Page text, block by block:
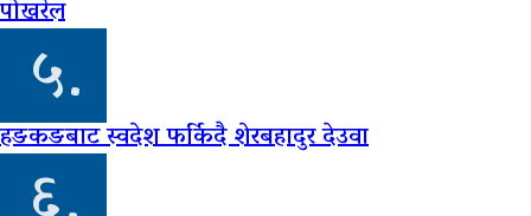
पोखरेल
५.
हङकङबाट स्वदेश फर्किदै शेरबहादुर देउवा